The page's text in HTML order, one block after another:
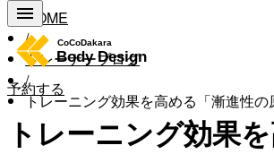
予約する
HOME
/
トレーナーブログ
/
トレーニング効果を高める「漸進性
トレーニング効果